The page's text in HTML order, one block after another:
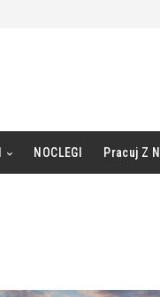
NOCLEGI Pracuj Z